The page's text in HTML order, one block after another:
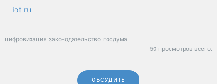
iot.ru
цифровизация законодательство госдума
50 просмотров всего.
ОБСУДИТЬ